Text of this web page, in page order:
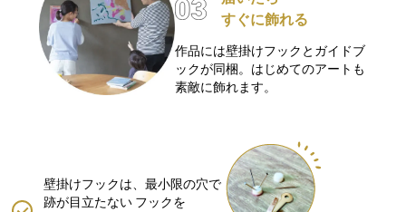
すぐに飾れる
作品には壁掛けフックとガイドブ
ックが同梱。はじめてのアートも
素敵に飾れます。
壁掛けフックは、最小限の穴で
跡が目立たない フックを